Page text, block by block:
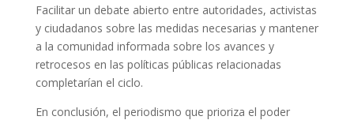
Facilitar un debate abierto entre autoridades, activistas
y ciudadanos sobre las medidas necesarias y mantener
a la comunidad informada sobre los avances y
retrocesos en las políticas públicas relacionadas
completarían el ciclo.
En conclusión, el periodismo que prioriza el poder